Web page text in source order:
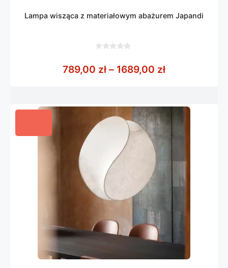
Lampa wisząca z materiałowym abażurem Japandi
5
789,00 zł – 1689,00 złZakres cen: